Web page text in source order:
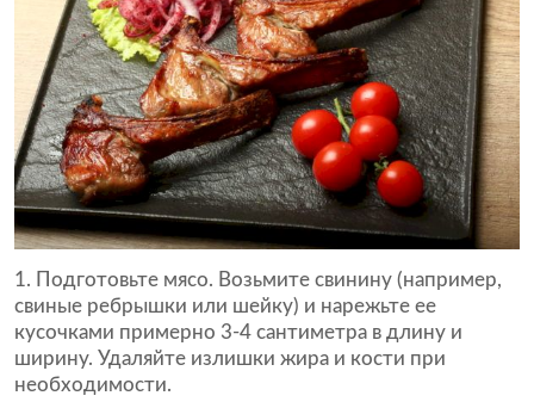
Подготовьте мясо. Возьмите свинину (например,
свиные ребрышки или шейку) и нарежьте ее
кусочками примерно 3-4 сантиметра в длину и
ширину. Удаляйте излишки жира и кости при
необходимости.